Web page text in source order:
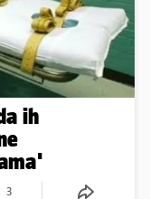
ih
3